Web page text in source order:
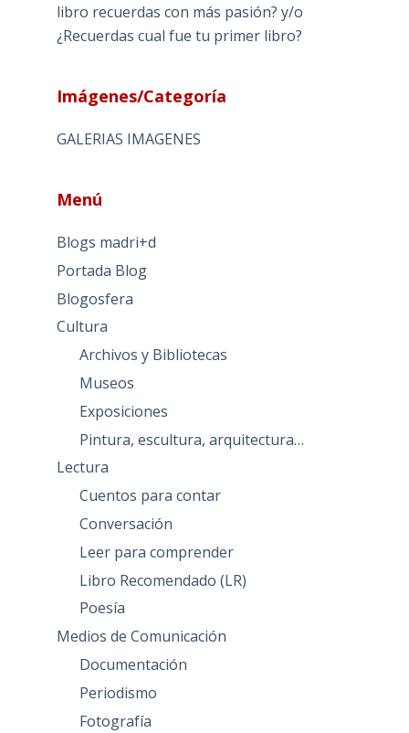
libro recuerdas con más pasión? y/o
¿Recuerdas cual fue tu primer libro?
Imágenes/Categoría
GALERIAS IMAGENES
Menú
Blogs madri+d
Portada Blog
Blogosfera
Cultura
Archivos y Bibliotecas
Museos
Exposiciones
Pintura, escultura, arquitectura…
Lectura
Cuentos para contar
Conversación
Leer para comprender
Libro Recomendado (LR)
Poesía
Medios de Comunicación
Documentación
Periodismo
Fotografía